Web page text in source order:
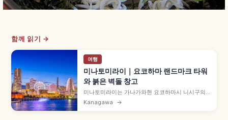
함께 읽기 →
여행
미나토미라이｜요코하마 랜드마크 타워
와 붉은 벽돌 창고
미나토미라이는 가나가와현 요코하마시 니시구의
베이 에리어로, 296m 요코하마 랜드마크 타워, 붉
은 벽돌 창고, 도심형 놀이공원 코스모월드, 컵누들
Kanagawa →